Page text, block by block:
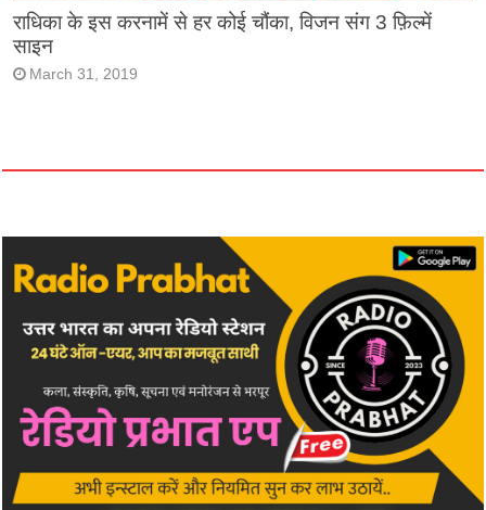
राधिका के इस करनामें से हर कोई चौंका, विजन संग 3 फ़िल्में
साइन
March 31, 2019